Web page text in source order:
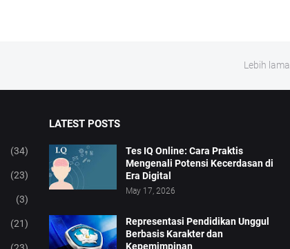
Lebih lama
(34)
(23)
(3)
(21)
LATEST POSTS
Tes IQ Online: Cara Praktis
Mengenali Potensi Kecerdasan di
Era Digital
May 17, 2026
Representasi Pendidikan Unggul
Berbasis Karakter dan
Kepemimpinan